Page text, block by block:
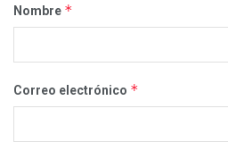
Nombre *
Correo electrónico *